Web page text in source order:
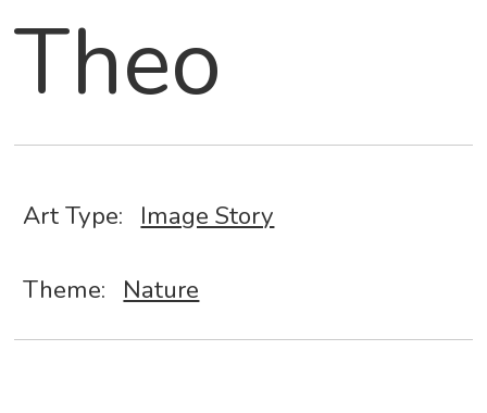
Theo
Art Type: Image Story
Theme: Nature